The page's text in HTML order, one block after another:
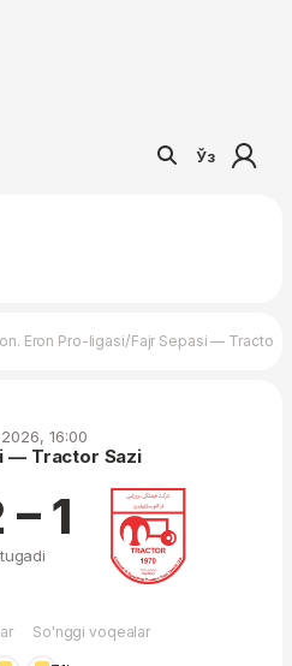
Ўз
Eron Pro-ligasi/Fajr Sepasi — Tractor
16:00
— Tractor Sazi
– 1
tugadi
So'nggi voqealar